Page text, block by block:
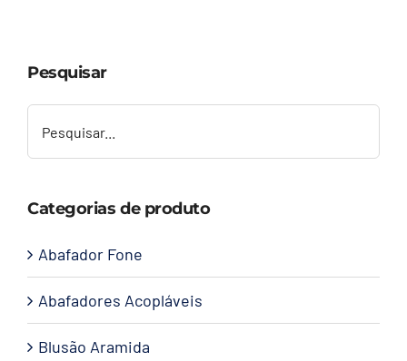
Contato
Pesquisar
Categorias de produto
Abafador Fone
Abafadores Acopláveis
Blusão Aramida